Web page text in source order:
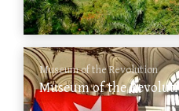
Museum of the Revolution
Museum of the